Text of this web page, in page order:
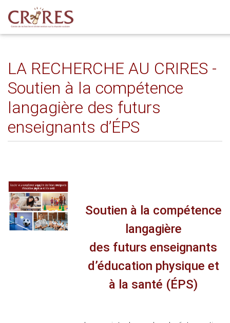
LA RECHERCHE AU CRIRES -
Soutien à la compétence
langagière des futurs
enseignants d’ÉPS
Soutien à la compétence
langagière
des futurs enseignants
d’éducation physique et
à la santé (ÉPS)